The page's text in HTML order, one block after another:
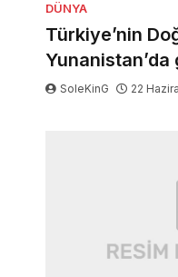
DÜNYA
Türkiye’nin
SoleKinG 22